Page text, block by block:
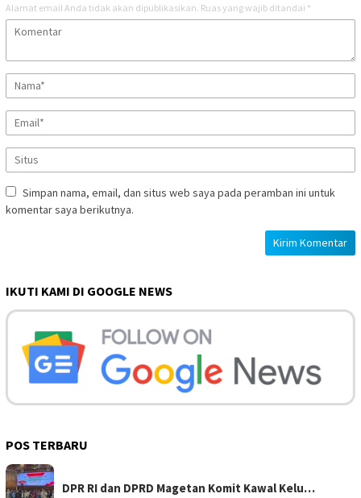
Alamat email Anda tidak akan dipublikasikan. Ruas yang wajib ditandai *
Simpan nama, email, dan situs web saya pada peramban ini untuk
komentar saya berikutnya.
IKUTI KAMI DI GOOGLE NEWS
POS TERBARU
DPR RI dan DPRD Magetan Komit Kawal Kelu…